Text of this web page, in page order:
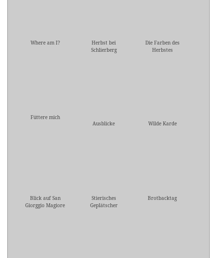
Where am I?
Herbst bei
Schlierberg
Die Farben des
Herbstes
Füttere mich
Ausblicke
Wilde Karde
Blick auf San
Giorggio Magiore
Stierisches
Geplätscher
Brotbacktag